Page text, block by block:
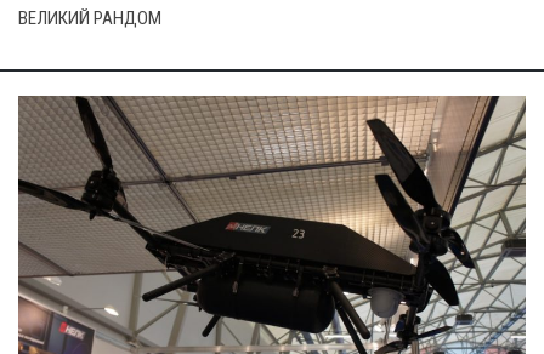
ВЕЛИКИЙ РАНДОМ